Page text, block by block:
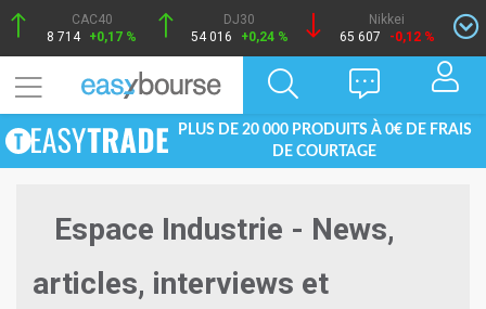
CAC40
8 714 +0,17 %
DJ30
54 016
+0,24 %
Nikkei
65 607
-0,12 %
PLUS DE 20 000 PRODUITS À 0€ DE FRAIS
DE COURTAGE
Espace Industrie - News,
articles, interviews et